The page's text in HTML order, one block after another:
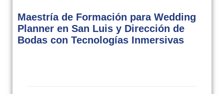
Maestría de Formación para Wedding
Planner en San Luis y Dirección de
Bodas con Tecnologías Inmersivas